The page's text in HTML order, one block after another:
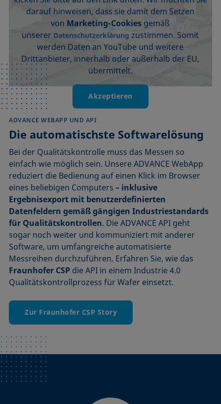
darauf hinweisen, dass sie damit dem Setzen
von Marketing-Cookies gemäß
unserer Datenschutzerklärung zustimmen. Somit
werden Daten an YouTube und weitere
Drittanbieter, innerhalb oder außerhalb der EU,
übermittelt.
Akzeptieren
ADVANCE WEBAPP UND API
Die automatischste Softwarelösung
Bei der Qualitätskontrolle muss das Messen so
einfach wie möglich sein. Unsere ADVANCE WebApp
reduziert die Bedienung auf einen Klick im Browser
eines beliebigen Computers– inklusive
Ergebnisexport mit benutzerdefinierten
Datenfeldern gemäß gängigen Industriestandards
für Qualitätskontrollen. Die ADVANCE API geht
sogar noch weiter und kommuniziert mit anderer
Software, um umfangreiche automatisierte
Messreihen durchzuführen. Erfahren Sie, wie das
Fraunhofer CSP die API in einem Industrie 4.0
Qualitätskontrollprozess für Wafer einsetzt.
Zur Fraunhofer CSP Story